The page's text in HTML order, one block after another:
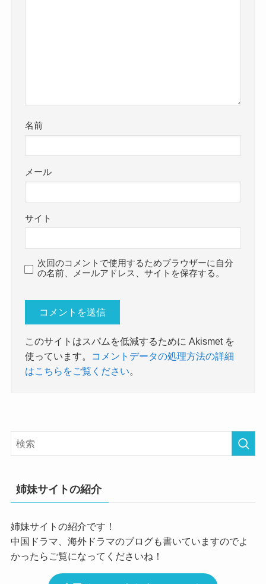
名前
メール
サイト
次回のコメントで使用するためブラウザーに自分
の名前、メールアドレス、サイトを保存する。
このサイトはスパムを低減するために Akismet を
使っています。
コメントデータの処理方法の詳細
はこちらをご覧ください。
姉妹サイトの紹介
姉妹サイトの紹介です！
中国ドラマ、海外ドラマのブログも書いていますのでよ
かったらご覧になってくださいね！